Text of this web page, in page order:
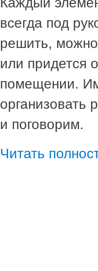
всегда под
решить,
или придется
помещении.
организовать
и поговорим.
Читать